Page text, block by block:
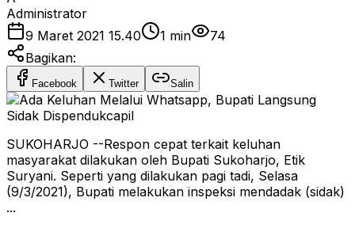
Administrator
9 Maret 2021 15.40
1 min
74
Bagikan:
Facebook Twitter Salin
SUKOHARJO --Respon cepat terkait keluhan
masyarakat dilakukan oleh Bupati Sukoharjo, Etik
Suryani. Seperti yang dilakukan pagi tadi, Selasa
(9/3/2021), Bupati melakukan inspeksi mendadak (sidak)
...